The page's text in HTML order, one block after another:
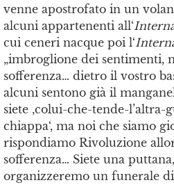
venne apostrofato in un
alcuni appartenenti all‘
cui ceneri nacque poi l‘
„imbroglione dei sentimenti,
sofferenza… dietro il vostro
alcuni sentono già il
siete ‚colui-che-tende-l’altra-
chiappa‘, ma noi che siamo
rispondiamo Rivoluzione
sofferenza… Siete una
organizzeremo un funerale